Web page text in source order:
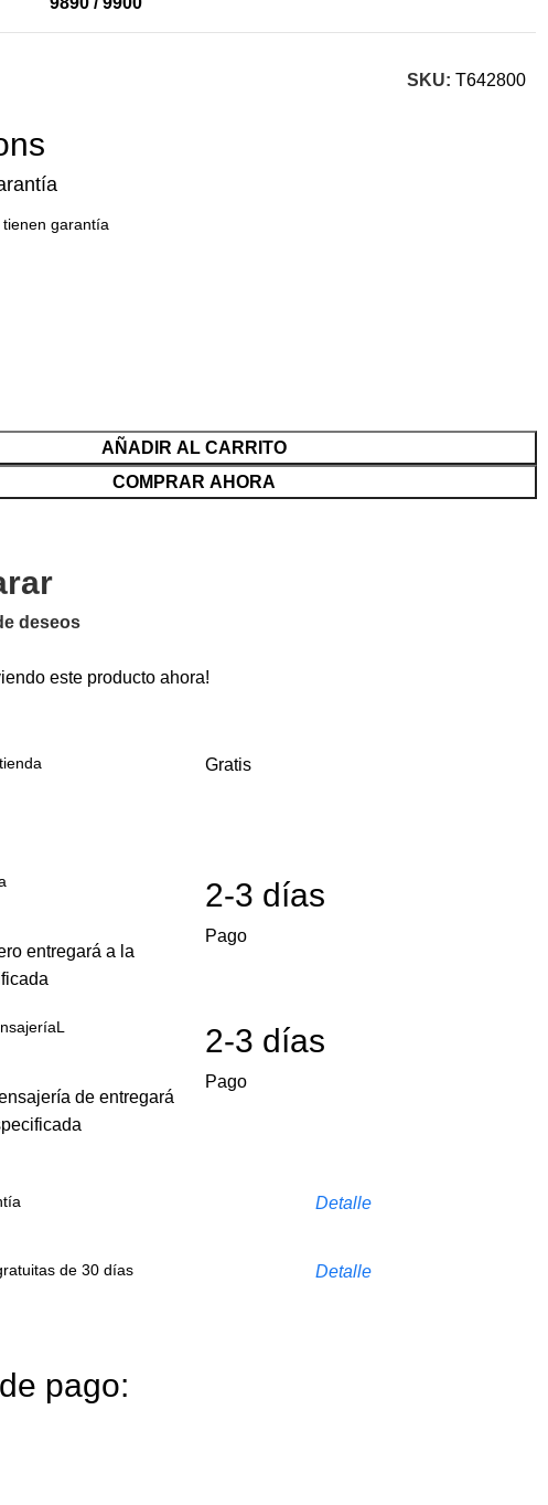
SKU: T642800
garantía
AÑADIR AL CARRITO
COMPRAR AHORA
deseos
este producto ahora!
Gratis
entregará a la
2-3 días
Pago
de entregará
2-3 días
Pago
Detalle
de 30 días Detalle
pago: